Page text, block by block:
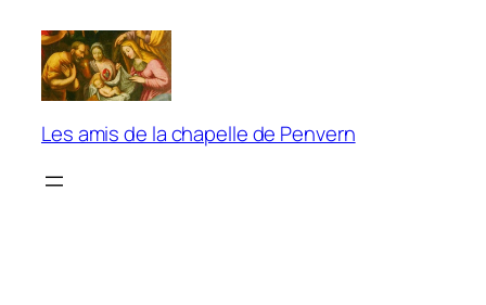
contenu
Les amis de la chapelle de Penvern